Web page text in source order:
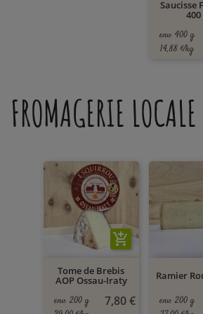
Saucisse
400
env. 400 g
14,88 €/kg
FROMAGERIE LOCALE
Tome de Brebis
AOP Ossau-Iraty
add_shopping_cart
env. 200 g
7,80 €
Ramier
env. 200 g